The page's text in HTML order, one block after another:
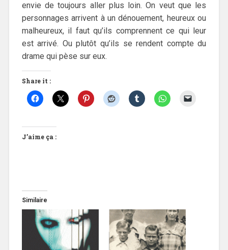
envie de toujours aller plus loin. On veut que les
personnages arrivent à un dénouement, heureux ou
malheureux, il faut qu’ils comprennent ce qui leur
est arrivé. Ou plutôt qu’ils se rendent compte du
drame qui pèse sur eux.
Share it :
J’aime ça :
Similaire